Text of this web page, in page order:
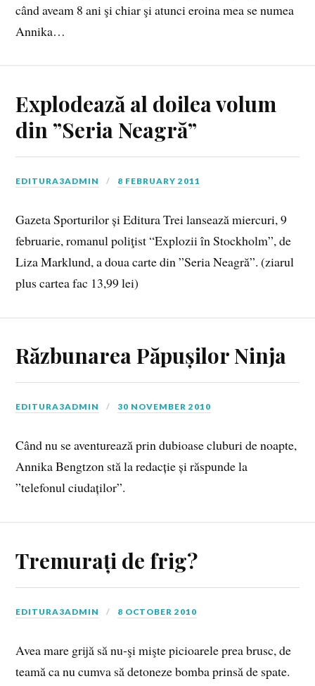
când aveam 8 ani şi chiar şi atunci eroina mea se numea
Annika…
Explodează al doilea volum
din ”Seria Neagră”
EDITURA3ADMIN 8 FEBRUARY 2011
Gazeta Sporturilor și Editura Trei lansează miercuri, 9
februarie, romanul poliţist “Explozii în Stockholm”, de
Liza Marklund, a doua carte din ”Seria Neagră”. (ziarul
plus cartea fac 13,99 lei)
Răzbunarea Păpușilor Ninja
EDITURA3ADMIN 30 NOVEMBER 2010
Când nu se aventurează prin dubioase cluburi de noapte,
Annika Bengtzon stă la redacție și răspunde la
”telefonul ciudaților”.
Tremurați de frig?
EDITURA3ADMIN 8 OCTOBER 2010
Avea mare grijă să nu‑şi mişte picioarele prea brusc, de
teamă ca nu cumva să detoneze bomba prinsă de spate.